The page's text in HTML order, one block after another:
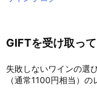
GIFTを受け取って
失敗しないワインの選
（通常1100円相当）